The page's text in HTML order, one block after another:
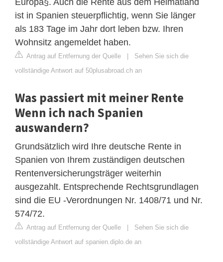
Europa§. Auch die Rente aus dem Heimatland
ist in Spanien steuerpflichtig, wenn Sie länger
als 183 Tage im Jahr dort leben bzw. Ihren
Wohnsitz angemeldet haben.
Antrag auf Entfernung der Quelle
Sehen Sie sich die
vollständige Antwort auf 50plusabroad.ch an
Was passiert mit meiner Rente
Wenn ich nach Spanien
auswandern?
Grundsätzlich wird Ihre deutsche Rente in
Spanien von Ihrem zuständigen deutschen
Rentenversicherungsträger weiterhin
ausgezahlt. Entsprechende Rechtsgrundlagen
sind die EU -Verordnungen Nr. 1408/71 und Nr.
574/72.
Antrag auf Entfernung der Quelle
Sehen Sie sich die
vollständige Antwort auf spanien.diplo.de an